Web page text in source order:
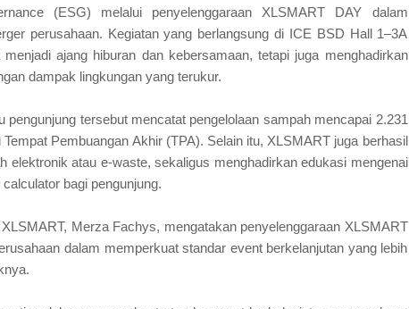
(ESG) melalui penyelenggaraan XLSMART DAY dalam
perusahaan. Kegiatan yang berlangsung di ICE BSD Hall 1–3A
ajang hiburan dan kebersamaan, tetapi juga menghadirkan
dampak lingkungan yang terukur.
pengunjung tersebut mencatat pengelolaan sampah mencapai 2.231
Pembuangan Akhir (TPA). Selain itu, XLSMART juga berhasil
elektronik atau e-waste, sekaligus menghadirkan edukasi mengenai
bagi pengunjung.
Merza Fachys, mengatakan penyelenggaraan XLSMART
dalam memperkuat standar event berkelanjutan yang lebih